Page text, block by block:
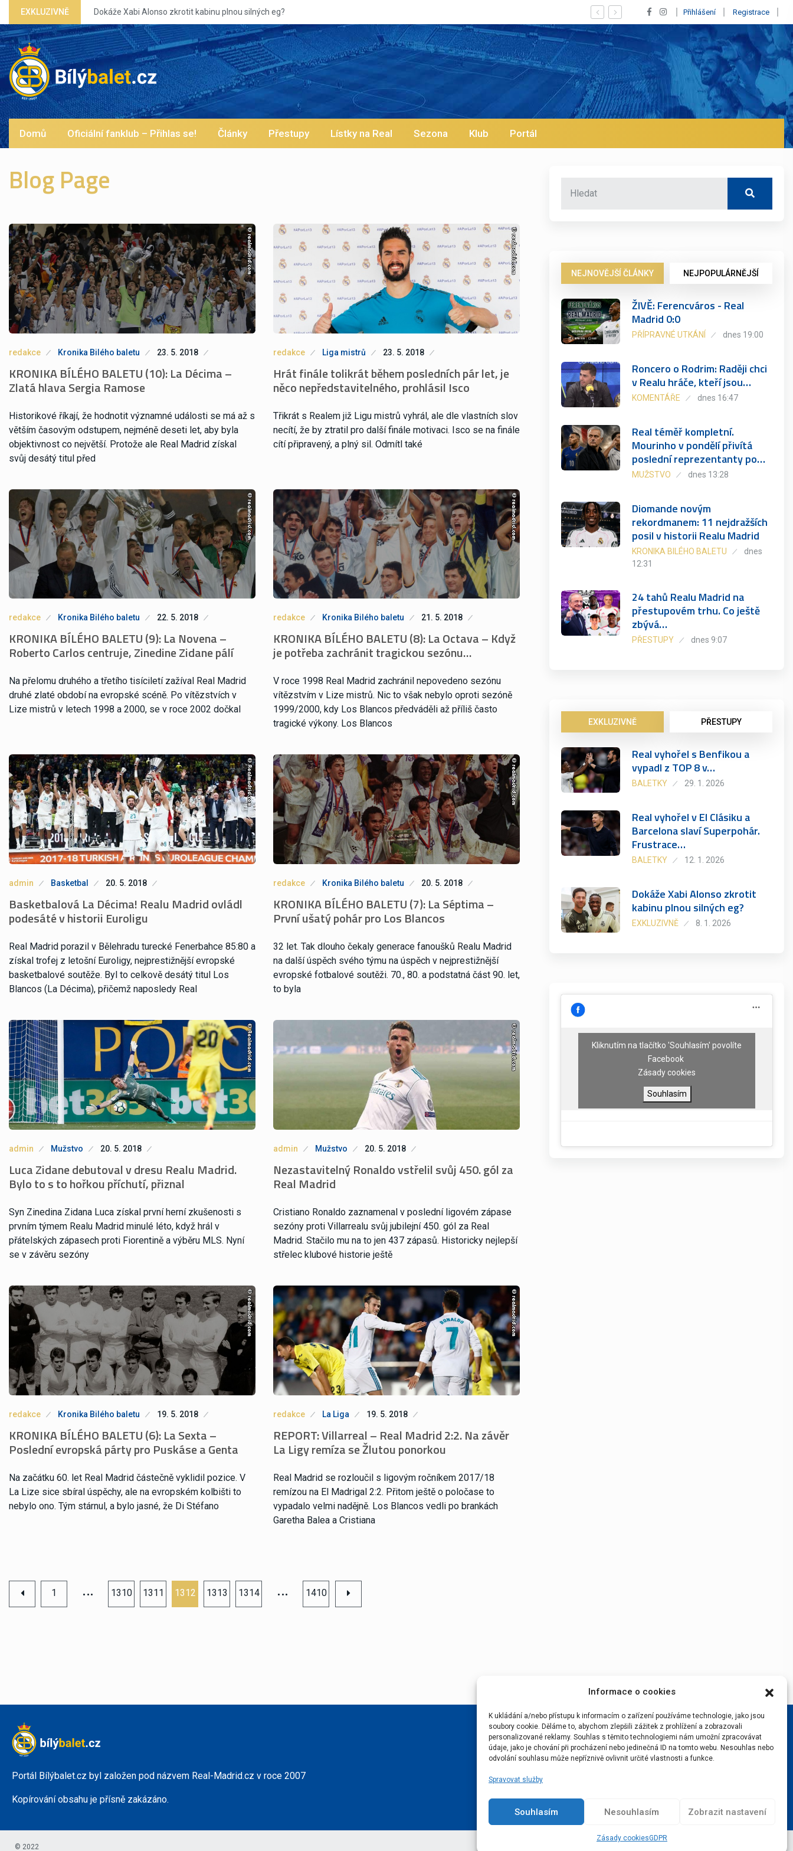
Informace o cookies
K ukládání a/nebo přístupu k informacím o zařízení používáme technologie, jako jsou
soubory cookie. Děláme to, abychom zlepšili zážitek z prohlížení a zobrazovali
personalizované reklamy. Souhlas s těmito technologiemi nám umožní zpracovávat
údaje, jako je chování při procházení nebo jedinečná ID na tomto webu. Nesouhlas nebo
odvolání souhlasu může nepříznivě ovlivnit určité vlastnosti a funkce.
Spravovat služby
Souhlasím Nesouhlasím Zobrazit nastavení
Zásady cookiesGDPR
EXKLUZIVNĚ
Alonso zkrotit kabinu plnou silných eg? Vypískaný Vinícius! Blíží se jeho odchod z Realu a pustí se klub na trh už v
Přihlášení Registrace
Domů Oficiální fanklub – Přihlas se! Články Přestupy Lístky na Real Sezona Klub Portál
Blog Page
redakce Kronika Bilého baletu 23. 5. 2018
KRONIKA BÍLÉHO BALETU (10): La Décima –
Zlatá hlava Sergia Ramose
Historikové říkají, že hodnotit významné události se má až s
větším časovým odstupem, nejméně deseti let, aby byla
objektivnost co největší. Protože ale Real Madrid získal
svůj desátý titul před
redakce Liga mistrů 23. 5. 2018
Hrát finále tolikrát během posledních pár let, je
něco nepředstavitelného, prohlásil Isco
Třikrát s Realem již Ligu mistrů vyhrál, ale dle vlastních slov
necítí, že by ztratil pro další finále motivaci. Isco se na finále
cítí připravený, a plný sil. Odmítl také
redakce Kronika Bilého baletu 22. 5. 2018
KRONIKA BÍLÉHO BALETU (9): La Novena –
Roberto Carlos centruje, Zinedine Zidane pálí
Na přelomu druhého a třetího tisíciletí zažíval Real Madrid
druhé zlaté období na evropské scéně. Po vítězstvích v
Lize mistrů v letech 1998 a 2000, se v roce 2002 dočkal
redakce Kronika Bilého baletu 21. 5. 2018
KRONIKA BÍLÉHO BALETU (8): La Octava – Když
je potřeba zachránit tragickou sezónu…
V roce 1998 Real Madrid zachránil nepovedeno sezónu
vítězstvím v Lize mistrů. Nic to však nebylo oproti sezóně
1999/2000, kdy Los Blancos předváděli až příliš často
tragické výkony. Los Blancos
admin Basketbal 20. 5. 2018
Basketbalová La Décima! Realu Madrid ovládl
podesáté v historii Euroligu
Real Madrid porazil v Bělehradu turecké Fenerbahce 85:80 a
získal trofej z letošní Euroligy, nejprestižnější evropské
basketbalové soutěže. Byl to celkově desátý titul Los
Blancos (La Décima), přičemž naposledy Real
redakce Kronika Bilého baletu 20. 5. 2018
KRONIKA BÍLÉHO BALETU (7): La Séptima –
První ušatý pohár pro Los Blancos
32 let. Tak dlouho čekaly generace fanoušků Realu Madrid
na další úspěch svého týmu na úspěch v nejprestižnější
evropské fotbalové soutěži. 70., 80. a podstatná část 90. let,
to byla
admin Mužstvo 20. 5. 2018
Luca Zidane debutoval v dresu Realu Madrid.
Bylo to s to hořkou příchutí, přiznal
Syn Zinedina Zidana Luca získal první herní zkušenosti s
prvním týmem Realu Madrid minulé léto, když hrál v
přátelských zápasech proti Fiorentině a výběru MLS. Nyní
se v závěru sezóny
admin Mužstvo 20. 5. 2018
Nezastavitelný Ronaldo vstřelil svůj 450. gól za
Real Madrid
Cristiano Ronaldo zaznamenal v poslední ligovém zápase
sezóny proti Villarrealu svůj jubilejní 450. gól za Real
Madrid. Stačilo mu na to jen 437 zápasů. Historicky nejlepší
střelec klubové historie ještě
redakce Kronika Bilého baletu 19. 5. 2018
KRONIKA BÍLÉHO BALETU (6): La Sexta –
Poslední evropská párty pro Puskáse a Genta
Na začátku 60. let Real Madrid částečně vyklidil pozice. V
La Lize sice sbíral úspěchy, ale na evropském kolbišti to
nebylo ono. Tým stárnul, a bylo jasné, že Di Stéfano
redakce La Liga 19. 5. 2018
REPORT: Villarreal – Real Madrid 2:2. Na závěr
La Ligy remíza se Žlutou ponorkou
Real Madrid se rozloučil s ligovým ročníkem 2017/18
remízou na El Madrigal 2:2. Přitom ještě o poločase to
vypadalo velmi nadějně. Los Blancos vedli po brankách
Garetha Balea a Cristiana
1 … 1310 1311 1312 1313 1314 … 1410
NEJNOVĚJŠÍ ČLÁNKY NEJPOPULÁRNĚJŠÍ
ŽIVĚ: Ferencváros - Real
Madrid 0:0
PŘÍPRAVNÉ UTKÁNÍ dnes 19:00
Roncero o Rodrim: Raději chci
v Realu hráče, kteří jsou…
KOMENTÁŘE dnes 16:47
Real téměř kompletní.
Mourinho v pondělí přivítá
poslední reprezentanty po…
MUŽSTVO dnes 13:28
Diomande novým
rekordmanem: 11 nejdražších
posil v historii Realu Madrid
KRONIKA BILÉHO BALETU
dnes
12:31
24 tahů Realu Madrid na
přestupovém trhu. Co ještě
zbývá…
PŘESTUPY dnes 9:07
EXKLUZIVNĚ PŘESTUPY
Real vyhořel s Benfikou a
vypadl z TOP 8 v…
BALETKY 29. 1. 2026
Real vyhořel v El Clásiku a
Barcelona slaví Superpohár.
Frustrace…
BALETKY 12. 1. 2026
Dokáže Xabi Alonso zkrotit
kabinu plnou silných eg?
EXKLUZIVNĚ 8. 1. 2026
Kliknutím na tlačítko 'Souhlasím' povolíte
Facebook
Zásady cookies
Souhlasím
Portál Bílýbalet.cz byl založen pod názvem Real-Madrid.cz v roce 2007
Kopírování obsahu je přísně zakázáno.
© 2022